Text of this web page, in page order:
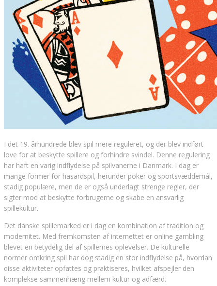
I det 19. århundrede blev spil mere reguleret, og der blev indført
love for at beskytte spillere og forhindre svindel. Denne regulering
har haft en varig indflydelse på spilvanerne i Danmark. I dag er
mange former for hasardspil, herunder poker og sportsvæddemål,
stadig populære, men de er også underlagt strenge regler, der
sigter mod at beskytte forbrugerne og skabe en ansvarlig
spillekultur.
Det danske spillemarked er i dag en kombination af tradition og
modernitet. Med fremkomsten af internettet er online gambling
blevet en betydelig del af spillernes oplevelser. De kulturelle
normer omkring spil har dog stadig en stor indflydelse på, hvordan
disse aktiviteter opfattes og praktiseres, hvilket afspejler den
komplekse sammenhæng mellem kultur og adfærd.